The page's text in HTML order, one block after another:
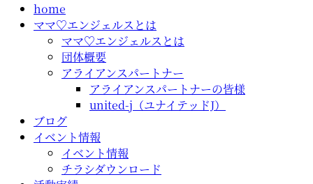
home
ママ♡エンジェルスとは
ママ♡エンジェルスとは
団体概要
アライアンスパートナー
アライアンスパートナーの皆様
united-j（ユナイテッドJ）
ブログ
イベント情報
イベント情報
チラシダウンロード